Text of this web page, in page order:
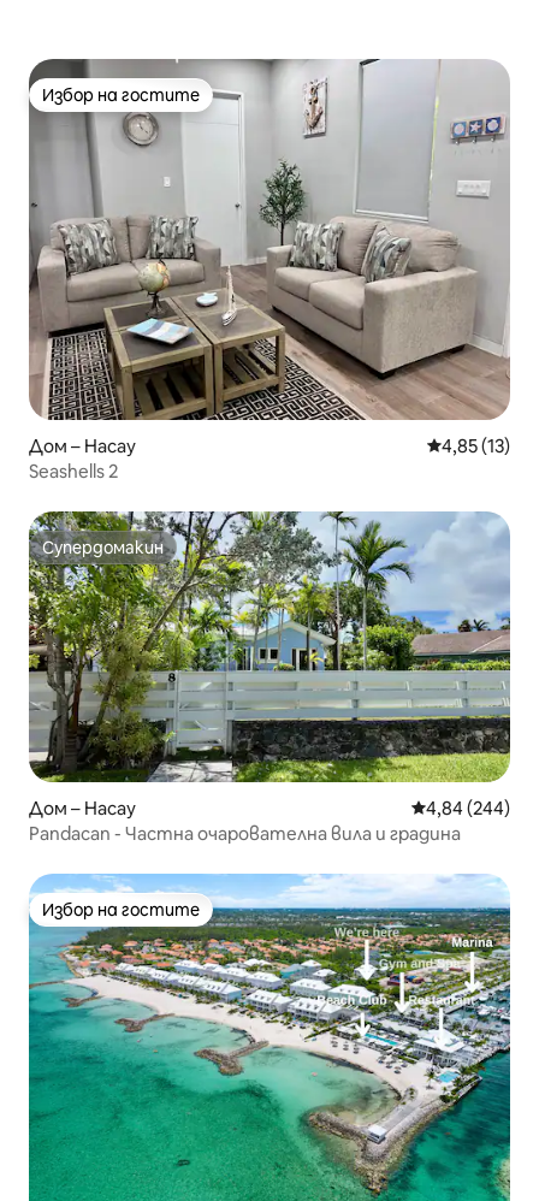
Избор на гостите
Избор на гостите
Дом – Насау Средна
4,85 (13)
Seashells 2
Супердомакин
Супердомакин
Дом – Насау Средна
4,84 (244)
Pandacan - Частна очарователна вила и градина
Избор на гостите
Избор на гостите